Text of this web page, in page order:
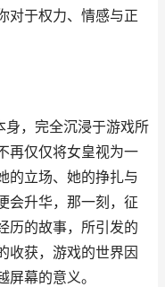
对于权力、情感与正
身，完全沉浸于游戏所
再仅仅将女皇视为一
的立场、她的挣扎与
会升华，那一刻，征
历的故事，所引发的
收获，游戏的世界因
幕的意义。